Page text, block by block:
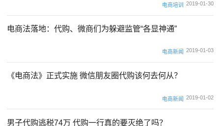
电商培训 2019-01-30
电商法落地：代购、微商们为躲避监管“各显神通”
电商新闻 2019-01-03
《电商法》正式实施 微信朋友圈代购该何去何从？
电商新闻 2019-01-02
男子代购逃税74万 代购一行真的要灭绝了吗？